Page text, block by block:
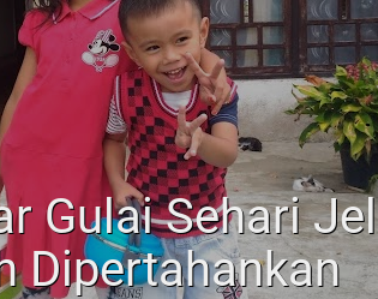
Gulai Sehari
Dipertahankan